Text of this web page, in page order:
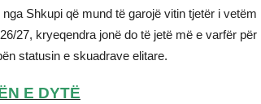
Shkupi që mund të garojë vitin tjetër i
27, kryeqendra jonë do të jetë më e varfër
statusin e skuadrave elitare.
E DYTË